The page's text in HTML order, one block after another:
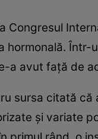
Congresul
hormonală.
a avut față de
sursa citată
și variate